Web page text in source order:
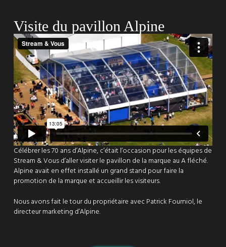
Visite du pavillon Alpine
Célébrer les 70 ans d’Alpine, c’était l’occasion pour les équipes de
Stream & Vous d’aller visiter le pavillon de la marque au A fléché.
Alpine avait en effet installé un grand stand pour faire la
promotion de la marque et accueillir les visiteurs.
Nous avons fait le tour du propriétaire avec Patrick Fourniol, le
directeur marketing d’Alpine.